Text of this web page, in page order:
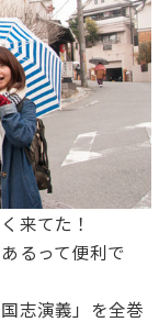
来てた！
るって便利で
志演義」を全巻